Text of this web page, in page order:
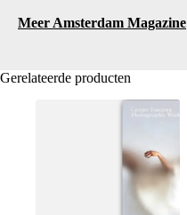
Meer Amsterdam Magazine
Gerelateerde producten